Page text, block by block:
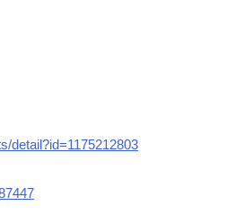
detail?id=1175212803